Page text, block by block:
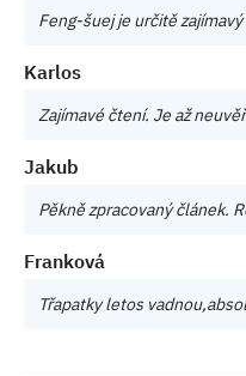
Feng-šuej je určitě
Karlos
Zajímavé čtení. Je až
Jakub
Pěkně zpracovaný článek.
Franková
Třapatky letos